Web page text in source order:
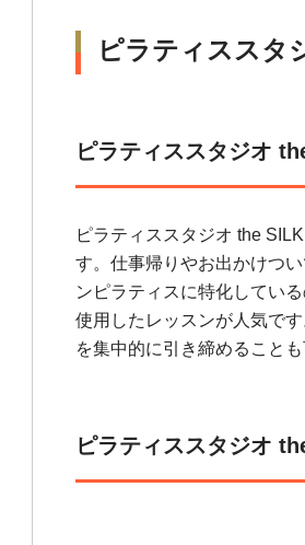
ピラティススタ
ピラティススタジオ
ピラティススタジオ the
す。仕事帰りやお出かけつ
ンピラティスに特化してい
使用したレッスンが人気で
を集中的に引き締めることも
ピラティススタジオ